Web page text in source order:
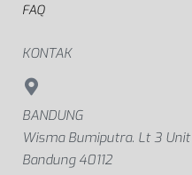
FAQ
KONTAK
BANDUNG
Wisma Bumiputra. Lt 3 Unit
Bandung 40112